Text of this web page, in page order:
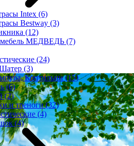
Intex (6)
Bestway (3)
(12)
мебель МЕДВЕДЬ (7)
(24)
(3)
Коптильни(15)
(6)
(2)
и треноги(32)
(4)
(4)